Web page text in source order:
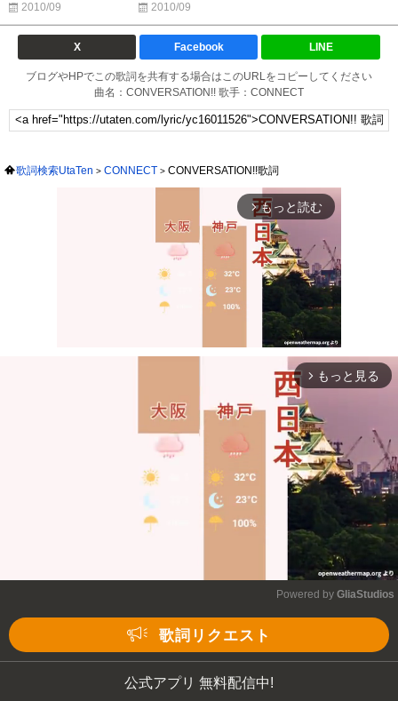
2010/09
2010/09
X Facebook LINE
ブログやHPでこの歌詞を共有する場合はこのURLをコピーしてください
曲名：CONVERSATION!! 歌手：CONNECT
歌詞検索UtaTen CONNECT CONVERSATION!!歌詞
arrow_forward_ios もっと読む
Mute
arrow_forward_ios もっと見る
Powered by GliaStudios
歌詞リクエスト
公式アプリ 無料配信中!